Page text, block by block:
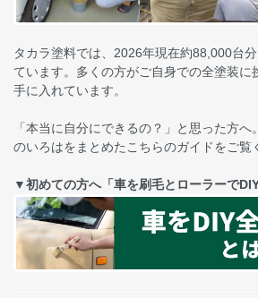
タカラ塗料では、2026年現在約88,000台
ています。多くの方がご自身での全塗装に
手に入れています。
「本当に自分にできるの？」と思った方
のいろはをまとめたこちらのガイドをご覧
▼初めての方へ「車を刷毛とローラーで